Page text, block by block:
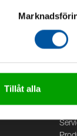
Tillåt alla